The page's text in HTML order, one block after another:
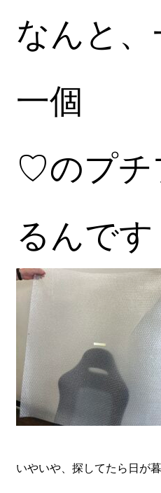
なんと
一個
♡のプチ
るんです
いやいや、探してたら日が